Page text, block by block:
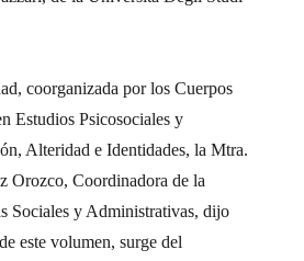
coorganizada por los Cuerpos
Estudios Psicosociales y
Alteridad e Identidades, la Mtra.
Orozco, Coordinadora de la
Sociales y Administrativas, dijo
este volumen, surge del